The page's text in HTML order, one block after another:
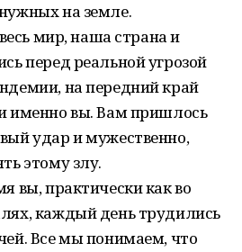
на земле.
мир, наша страна и
перед реальной угрозой
на передний край
именно вы. Вам пришлось
удар и мужественно,
этому злу.
вы, практически как во
каждый день трудились
Все мы понимаем, что